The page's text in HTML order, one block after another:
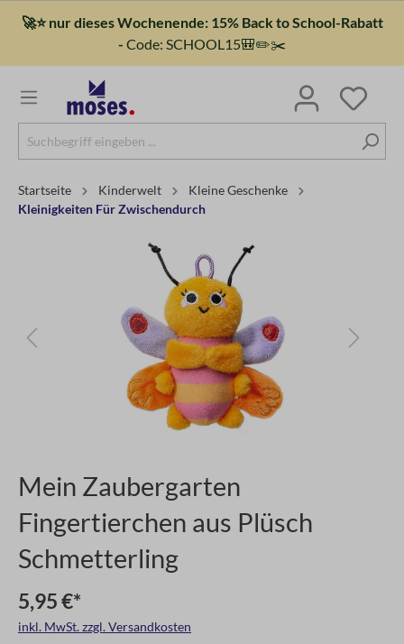
🚀⭐ nur dieses Wochenende: 15% Back to School-Rabatt
- Code: SCHOOL15🎒✏️✂️
Startseite Kinderwelt
Kleine Geschenke
Kleinigkeiten Für Zwischendurch
Mein Zaubergarten
Fingertierchen aus Plüsch
Schmetterling
5,95 €*
inkl. MwSt. zzgl. Versandkosten